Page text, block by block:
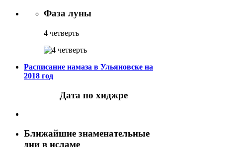
Фаза луны
4 четверть
Расписание намаза в Ульяновске на
2018 год
Дата по хиджре
Ближайшие знаменательные
дни в исламе